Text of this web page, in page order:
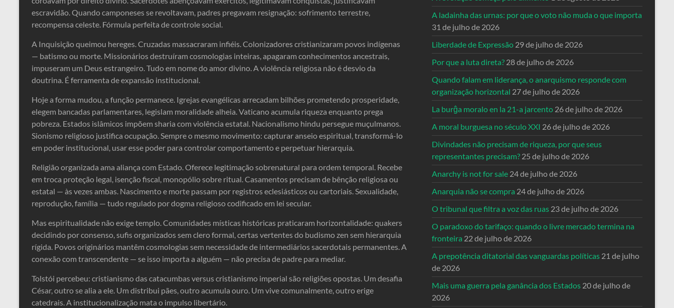
escravidão. Quando camponeses se revoltavam, padres pregavam resignação: sofrimento terrestre,
recompensa celeste. Fórmula perfeita de controle social.
A Inquisição queimou hereges. Cruzadas massacraram infiéis. Colonizadores cristianizaram povos indígenas
— batismo ou morte. Missionários destruíram cosmologias inteiras, apagaram conhecimentos ancestrais,
impuseram um Deus estrangeiro. Tudo em nome do amor divino. A violência religiosa não é desvio da
doutrina. É ferramenta de expansão institucional.
Hoje a forma mudou, a função permanece. Igrejas evangélicas arrecadam bilhões prometendo prosperidade,
elegem bancadas parlamentares, legislam moralidade alheia. Vaticano acumula riqueza enquanto prega
pobreza. Estados islâmicos impõem sharia com violência estatal. Nacionalismo hindu persegue muçulmanos.
Sionismo religioso justifica ocupação. Sempre o mesmo movimento: capturar anseio espiritual, transformá-lo
em poder institucional, usar esse poder para controlar comportamento e perpetuar hierarquia.
Religião organizada ama aliança com Estado. Oferece legitimação sobrenatural para ordem temporal. Recebe
em troca proteção legal, isenção fiscal, monopólio sobre ritual. Casamentos precisam de bênção religiosa ou
estatal — às vezes ambas. Nascimento e morte passam por registros eclesiásticos ou cartoriais. Sexualidade,
reprodução, família — tudo regulado por dogma religioso codificado em lei secular.
Mas espiritualidade não exige templo. Comunidades místicas históricas praticaram horizontalidade: quakers
decidindo por consenso, sufis organizados sem clero formal, certas vertentes do budismo zen sem hierarquia
rígida. Povos originários mantêm cosmologias sem necessidade de intermediários sacerdotais permanentes. A
conexão com transcendente — se isso importa a alguém — não precisa de padre para mediar.
Tolstói percebeu: cristianismo das catacumbas versus cristianismo imperial são religiões opostas. Um desafia
César, outro se alia a ele. Um distribui pães, outro acumula ouro. Um vive comunalmente, outro erige
catedrais. A institucionalização mata o impulso libertário.
A ladainha das urnas: por que o voto não muda o que importa
31 de julho de 2026
Liberdade de Expressão 29 de julho de 2026
Por que a luta direta? 28 de julho de 2026
Quando falam em liderança, o anarquismo responde com
organização horizontal 27 de julho de 2026
La burĝa moralo en la 21-a jarcento 26 de julho de 2026
A moral burguesa no século XXI 26 de julho de 2026
Divindades não precisam de riqueza, por que seus
representantes precisam? 25 de julho de 2026
Anarchy is not for sale 24 de julho de 2026
Anarquia não se compra 24 de julho de 2026
O tribunal que filtra a voz das ruas 23 de julho de 2026
O paradoxo do tarifaço: quando o livre mercado termina na
fronteira 22 de julho de 2026
A prepotência ditatorial das vanguardas políticas 21 de julho
de 2026
Mais uma guerra pela ganância dos Estados 20 de julho de
2026